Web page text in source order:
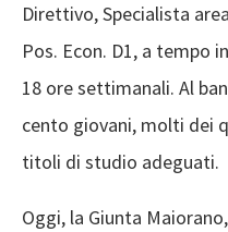
Direttivo, Specialista
Pos. Econ. D1, a tempo
18 ore settimanali. Al
cento giovani, molti dei
titoli di studio adeguati.
Oggi, la Giunta